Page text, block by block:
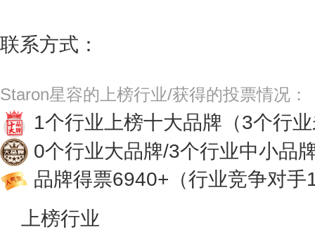
联系方式：
Staron星容的上榜行业/获得的投票情况：
1个行业上榜十大品牌 （3个行
0个行业大品牌/3个行业中小品
品牌得票6940+ （行业竞争对
上榜行业